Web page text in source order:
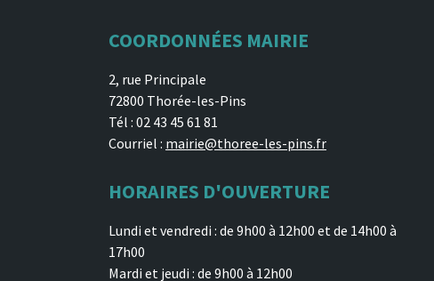
COORDONNÉES MAIRIE
2, rue Principale
72800 Thorée-les-Pins
Tél : 02 43 45 61 81
Courriel : mairie@thoree-les-pins.fr
HORAIRES D'OUVERTURE
Lundi et vendredi : de 9h00 à 12h00 et de 14h00 à
17h00
Mardi et jeudi : de 9h00 à 12h00